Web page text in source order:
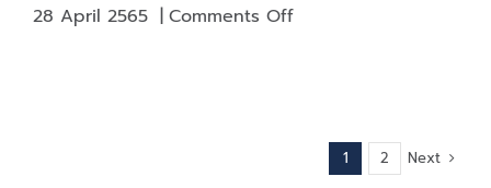
28 April 2565 | Comments Offon
1 2 Next